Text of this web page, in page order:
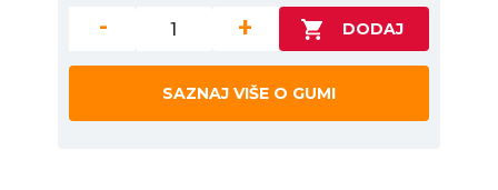
- +
SAZNAJ VIŠE O GUMI